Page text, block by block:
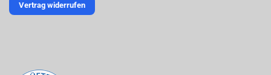
Vertrag widerrufen